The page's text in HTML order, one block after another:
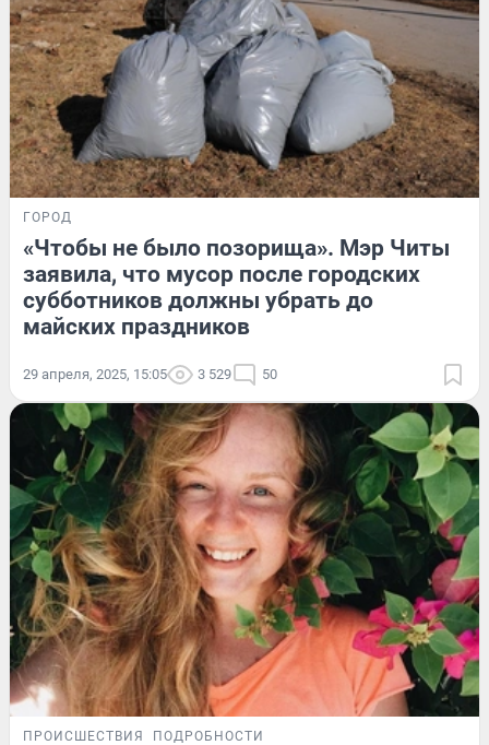
ГОРОД
«Чтобы не было позорища». Мэр Читы
заявила, что мусор после городских
субботников должны убрать до
майских праздников
29 апреля, 2025, 15:05 3 529 50
ПРОИСШЕСТВИЯ ПОДРОБНОСТИ